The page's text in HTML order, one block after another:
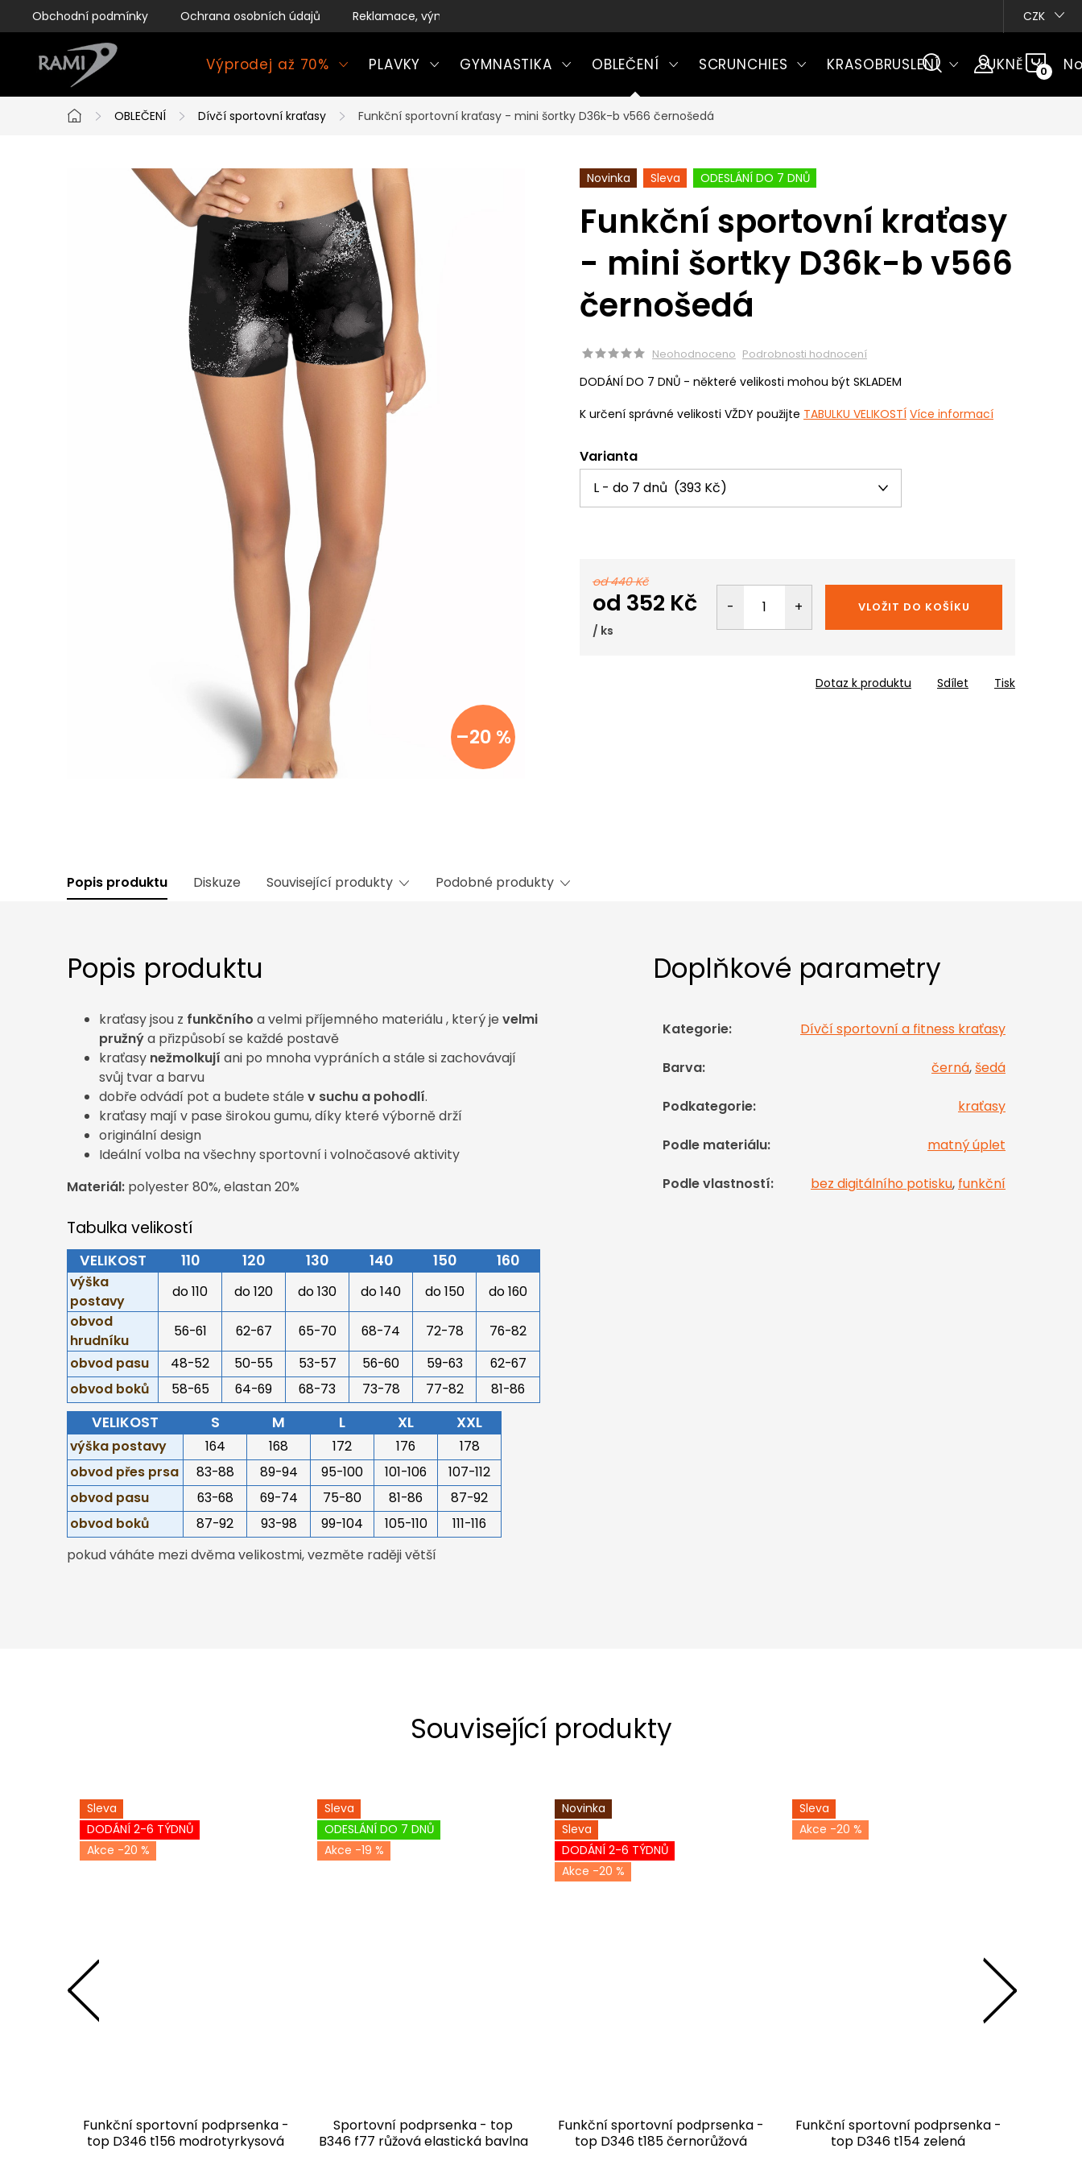
na
Obchodní podmínky Ochrana osobních údajů Reklamace, výměny a vrácení zboží CZK
Výprodej až 70% PLAVKY GYMNASTIKA OBLEČENÍ SCRUNCHIES KRASOBRUSLENÍ SUKNĚ
Domů
OBLEČENÍ Dívčí sportovní kraťasy Funkční sportovní kraťasy - mini šortky D36k-b v566 černošedá
–20 %
Novinka Sleva ODESLÁNÍ DO 7 DNŮ
Funkční sportovní kraťasy
- mini šortky D36k-b v566
černošedá
Neohodnoceno Podrobnosti hodnocení
DODÁNÍ DO 7 DNŮ - některé velikosti mohou být SKLADEM
K určení správné velikosti VŽDY použijte TABULKU VELIKOSTÍ Více informací
Varianta
od 440 Kč
od 352 Kč
/ ks
VLOŽIT DO KOŠÍKU
Tisk
Dotaz k produktu Sdílet
Popis produktu Diskuze Související produkty Podobné produkty
Popis produktu
kraťasy jsou z funkčního a velmi příjemného materiálu , který je velmi
pružnýa přizpůsobí se každé postavě
kraťasy nežmolkují ani po mnoha vypráních a stále si zachovávají
svůj tvar a barvu
dobře odvádí pot a budete stále v suchu a pohodlí.
kraťasy mají v pase širokou gumu, díky které výborně drží
originální design
Ideální volba na všechny sportovní i volnočasové aktivity
Materiál: polyester 80%, elastan 20%
Tabulka velikostí
VELIKOST 110 120 130 140 150 160
výška
postavy
do 110 do 120 do 130 do 140 do 150
do 160
obvod
hrudníku
56-61 62-67 65-70 68-74 72-78
76-82
obvod pasu
48-52 50-55 53-57 56-60 59-63
62-67
obvod boků
58-65 64-69 68-73 73-78 77-82 81-86
VELIKOST S M L XL XXL
výška postavy 164 168 172 176
178
obvod přes prsa
83-88 89-94 95-100 101-106
107-112
obvod pasu
63-68 69-74 75-80 81-86
87-92
obvod boků
87-92 93-98 99-104 105-110
111-116
pokud váháte mezi dvěma velikostmi, vezměte raději větší
Doplňkové parametry
Kategorie: Dívčí sportovní a fitness kraťasy
Barva: černá,šedá
Podkategorie: kraťasy
Podle materiálu: matný úplet
Podle vlastností: bez digitálního potisku, funkční
Související produkty
Sleva
DODÁNÍ 2-6 TÝDNŮ
-20 %
Funkční sportovní podprsenka -
top D346 t156 modrotyrkysová
Sleva
ODESLÁNÍ DO 7 DNŮ
-19 %
Sportovní podprsenka - top
B346 f77 růžová elastická bavlna
Novinka
Sleva
DODÁNÍ 2-6 TÝDNŮ
-20 %
Funkční sportovní podprsenka -
top D346 t185 černorůžová
Sleva
-20 %
Funkční sportovní podprsenka -
top D346 t154 zelená